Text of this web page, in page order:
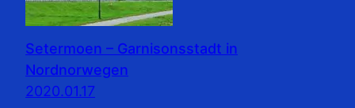
Setermoen – Garnisonsstadt in
Nordnorwegen
2020.01.17